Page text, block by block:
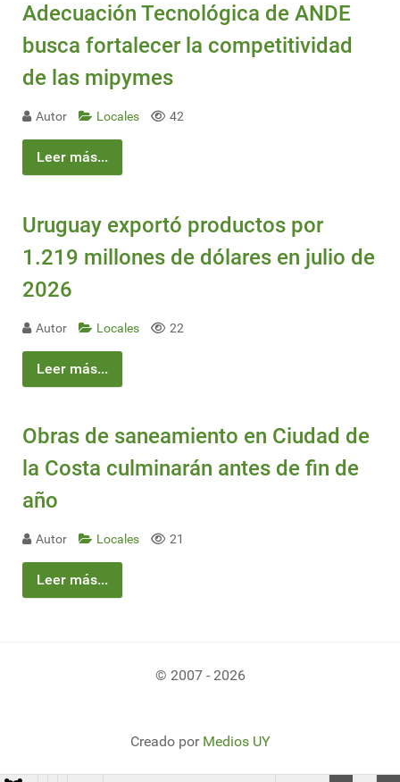
Adecuación Tecnológica de ANDE
busca fortalecer la competitividad
de las mipymes
Autor Locales 42
Leer más...
Uruguay exportó productos por
1.219 millones de dólares en julio de
2026
Autor Locales 22
Leer más...
Obras de saneamiento en Ciudad de
la Costa culminarán antes de fin de
año
Autor Locales 21
Leer más...
© 2007 - 2026
Creado por Medios UY